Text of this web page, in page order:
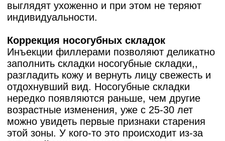
Популярные бренды:
Juvederm, Restylane,
Teosyal, Belotero
Полимолочная кислота (PLA)
Полимолочная кислота (PLA) —
биоразлагаемый синтетический полимер
молочной кислоты, совместим с организмом
и не имеет аллергических реакций. Данный
препарат не даёт мгновенного результата,
зато запускает естественную выработку
коллагена. Эффект развивается постепенно
и становится заметен через пару недель, а
держится до 2-3 лет. Кожа после процедуры
становится более плотной, подтянутой и
упругой. Но возможны временные побочные
эффекты: отеки и покраснение.